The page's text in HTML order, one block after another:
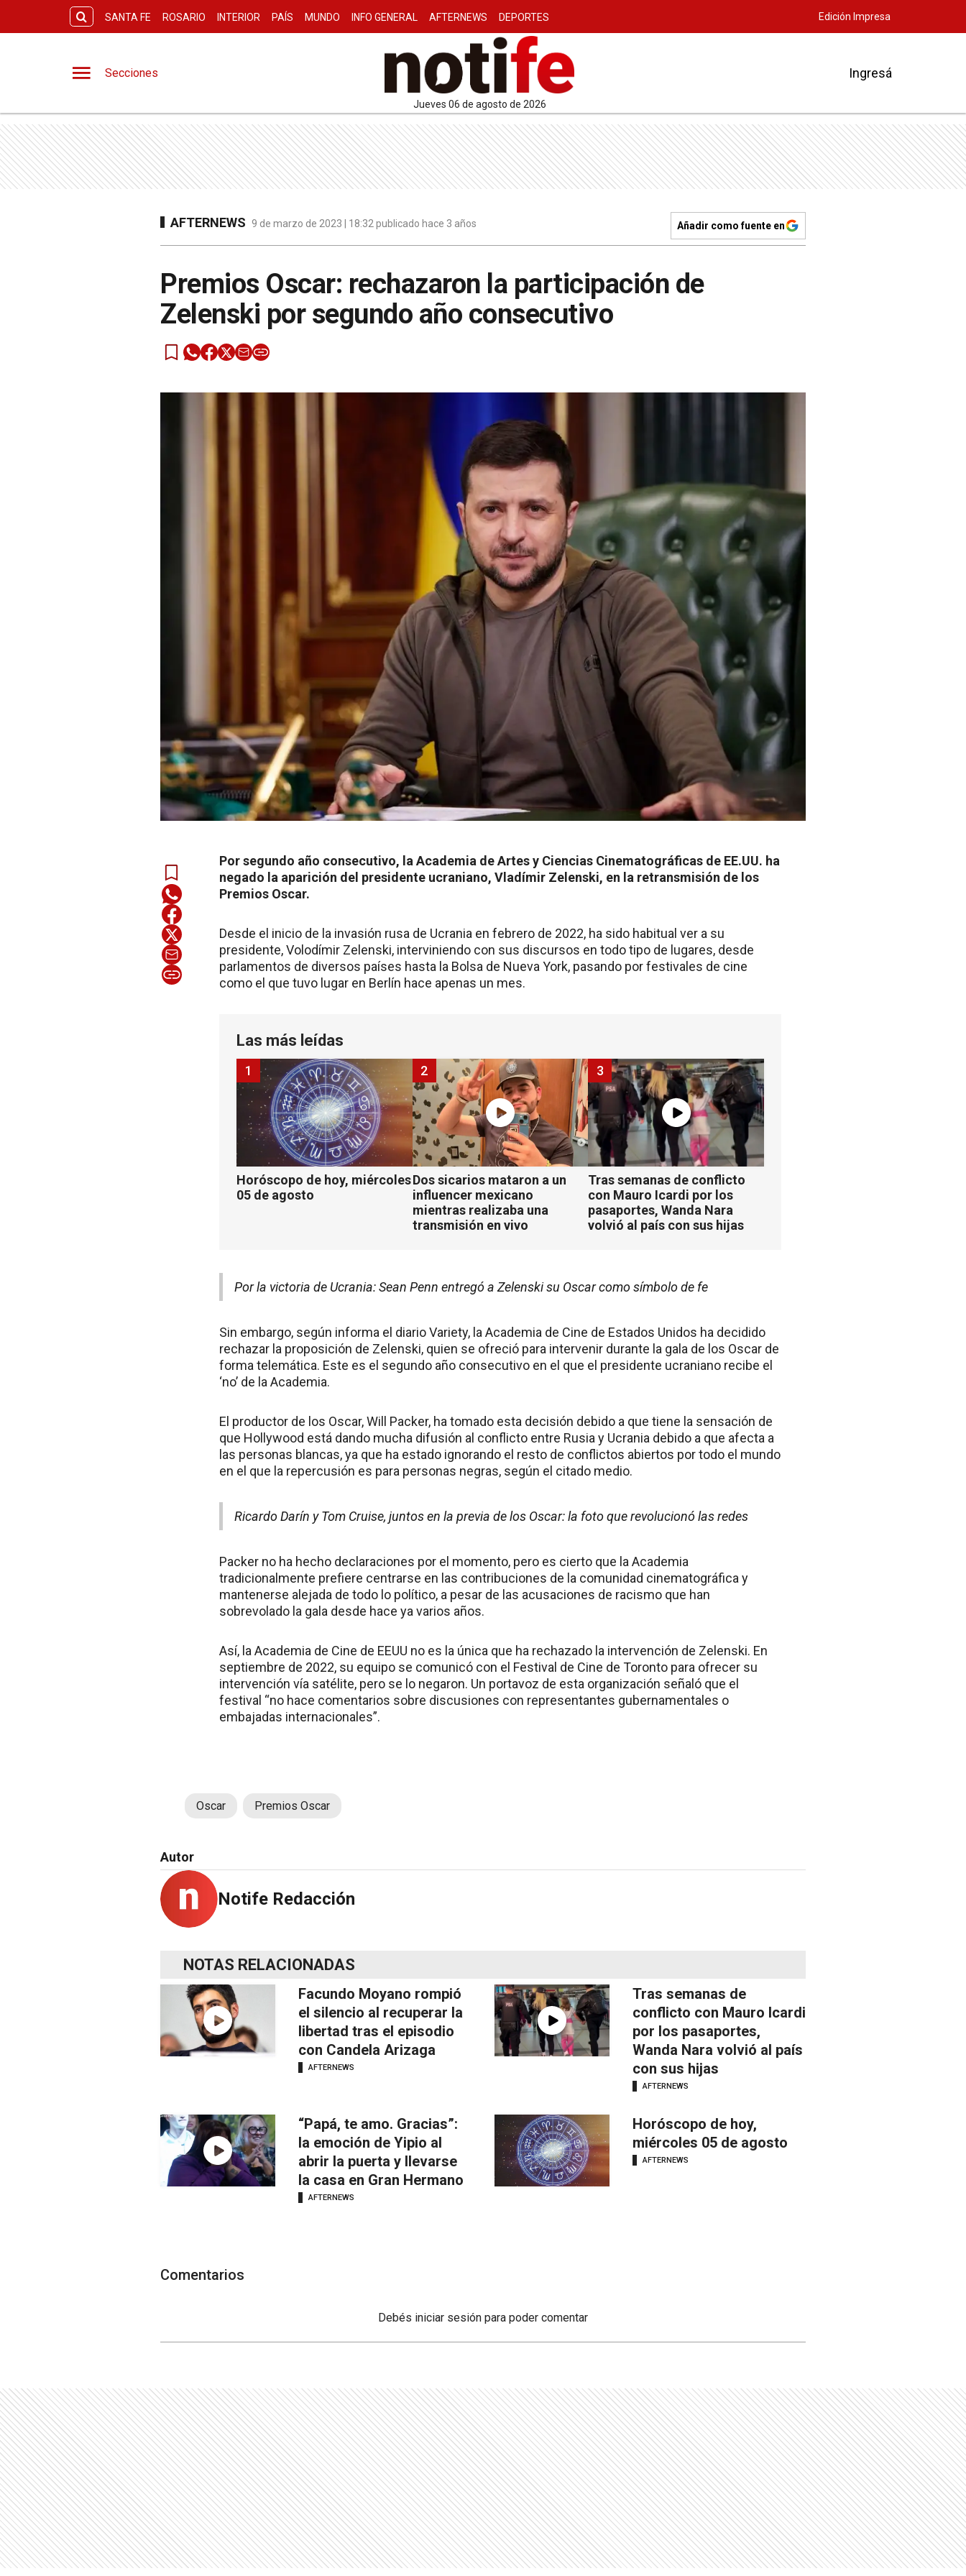
SANTA FE ROSARIO INTERIOR PAÍS MUNDO INFO GENERAL AFTERNEWS DEPORTES Edición Impresa
Secciones
jueves 06 de agosto de 2026
Ingresá
AFTERNEWS 9 de marzo de 2023 | 18:32 publicado hace 3 años Añadir como fuente en
Premios Oscar: rechazaron la participación de
Zelenski por segundo año consecutivo
Por segundo año consecutivo, la Academia de Artes y Ciencias Cinematográficas de EE.UU. ha
negado la aparición del presidente ucraniano, Vladímir Zelenski, en la retransmisión de los
Premios Oscar.
Desde el inicio de la invasión rusa de Ucrania en febrero de 2022, ha sido habitual ver a su
presidente, Volodímir Zelenski, interviniendo con sus discursos en todo tipo de lugares, desde
parlamentos de diversos países hasta la Bolsa de Nueva York, pasando por festivales de cine
como el que tuvo lugar en Berlín hace apenas un mes.
Las más leídas
Horóscopo de hoy, miércoles
05 de agosto
1
Dos sicarios mataron a un
influencer mexicano
mientras realizaba una
transmisión en vivo
2
Tras semanas de conflicto
con Mauro Icardi por los
pasaportes, Wanda Nara
volvió al país con sus hijas
3
Por la victoria de Ucrania: Sean Penn entregó a Zelenski su Oscar como símbolo de fe
Sin embargo, según informa el diario Variety, la Academia de Cine de Estados Unidos ha decidido
rechazar la proposición de Zelenski, quien se ofreció para intervenir durante la gala de los Oscar de
forma telemática. Este es el segundo año consecutivo en el que el presidente ucraniano recibe el
‘no’ de la Academia.
El productor de los Oscar, Will Packer, ha tomado esta decisión debido a que tiene la sensación de
que Hollywood está dando mucha difusión al conflicto entre Rusia y Ucrania debido a que afecta a
las personas blancas, ya que ha estado ignorando el resto de conflictos abiertos por todo el mundo
en el que la repercusión es para personas negras, según el citado medio.
Ricardo Darín y Tom Cruise, juntos en la previa de los Oscar: la foto que revolucionó las redes
Packer no ha hecho declaraciones por el momento, pero es cierto que la Academia
tradicionalmente prefiere centrarse en las contribuciones de la comunidad cinematográfica y
mantenerse alejada de todo lo político, a pesar de las acusaciones de racismo que han
sobrevolado la gala desde hace ya varios años.
Así, la Academia de Cine de EEUU no es la única que ha rechazado la intervención de Zelenski. En
septiembre de 2022, su equipo se comunicó con el Festival de Cine de Toronto para ofrecer su
intervención vía satélite, pero se lo negaron. Un portavoz de esta organización señaló que el
festival “no hace comentarios sobre discusiones con representantes gubernamentales o
embajadas internacionales”.
Oscar Premios Oscar
Autor
Notife Redacción
NOTAS RELACIONADAS
Facundo Moyano rompió
el silencio al recuperar la
libertad tras el episodio
con Candela Arizaga
AFTERNEWS
Tras semanas de
conflicto con Mauro Icardi
por los pasaportes,
Wanda Nara volvió al país
con sus hijas
AFTERNEWS
“Papá, te amo. Gracias”:
la emoción de Yipio al
abrir la puerta y llevarse
la casa en Gran Hermano
AFTERNEWS
Horóscopo de hoy,
miércoles 05 de agosto
AFTERNEWS
Comentarios
Debés iniciar sesión para poder comentar